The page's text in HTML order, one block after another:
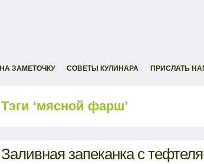
НА ЗАМЕТОЧКУ СОВЕТЫ КУЛИНАРА ПРИСЛАТЬ
Тэги ‘мясной фарш’
Заливная запеканка с